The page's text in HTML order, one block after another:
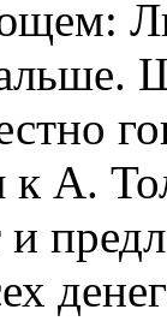
А.